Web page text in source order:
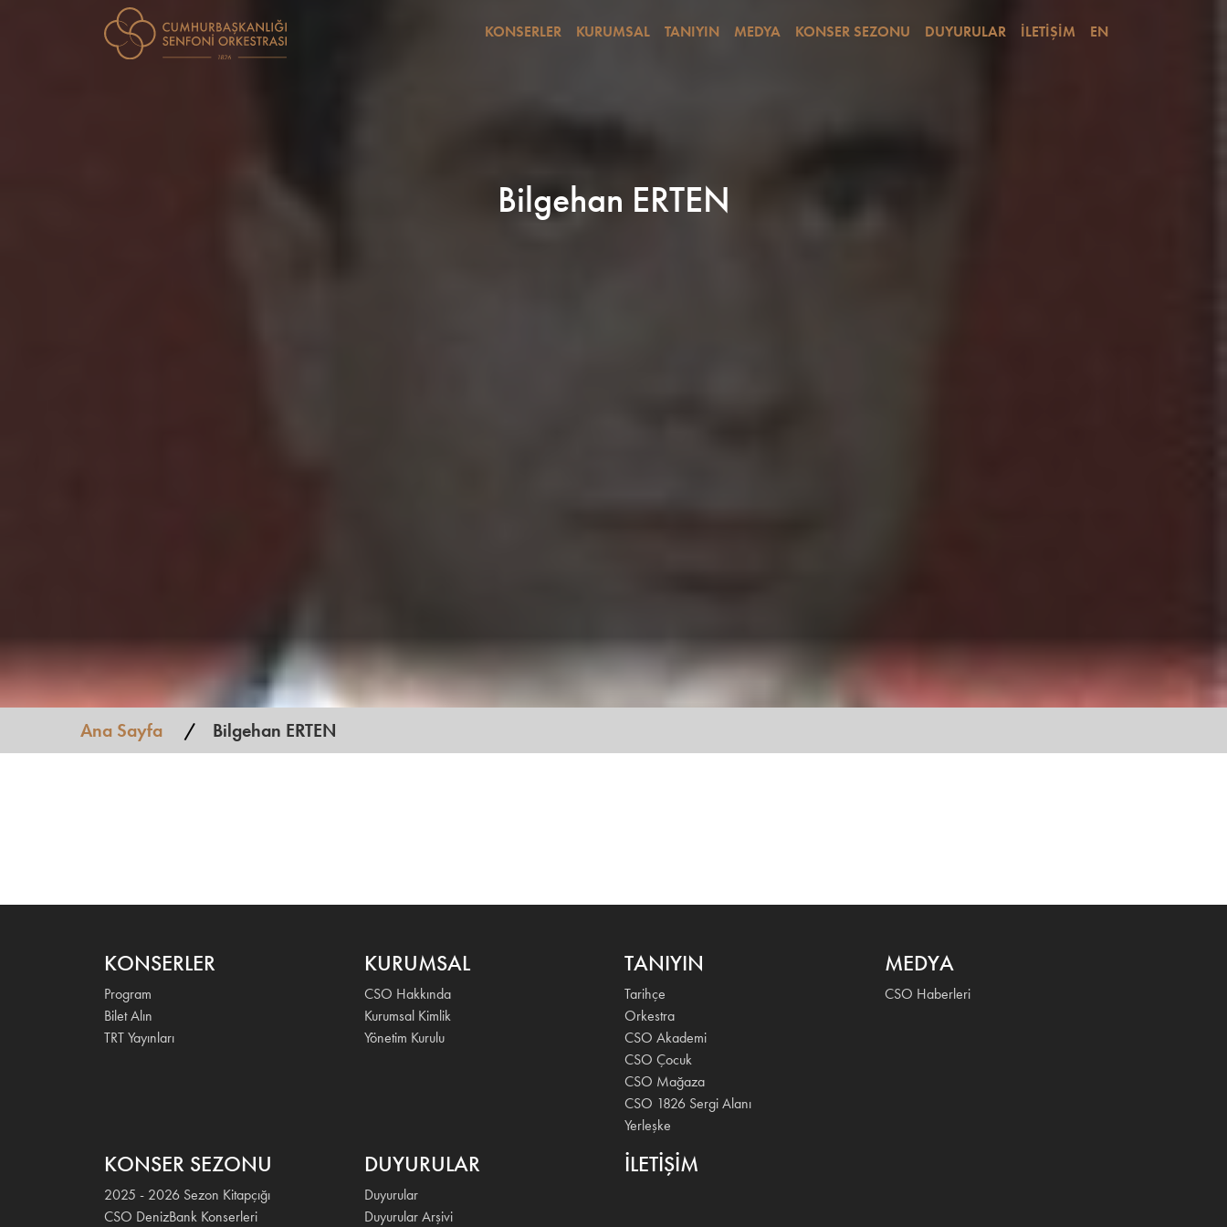
KONSERLER KURUMSAL TANIYIN MEDYA KONSER SEZONU DUYURULAR İLETİŞİM EN
Bilgehan ERTEN
Ana Sayfa Bilgehan ERTEN
KONSERLER
Program
Bilet Alın
TRT Yayınları
KURUMSAL
CSO Hakkında
Kurumsal Kimlik
Yönetim Kurulu
TANIYIN
Tarihçe
Orkestra
CSO Akademi
CSO Çocuk
CSO Mağaza
CSO 1826 Sergi Alanı
Yerleşke
MEDYA
CSO Haberleri
KONSER SEZONU
2025 - 2026 Sezon Kitapçığı
CSO DenizBank Konserleri
DUYURULAR
Duyurular
Duyurular Arşivi
İLETİŞİM